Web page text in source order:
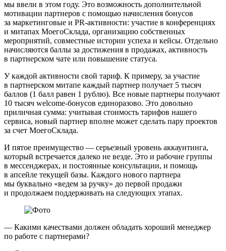
мы ввели в этом году. Это возможность дополнительной
мотивации партнеров с помощью начисления бонусов
за маркетинговые и PR‑активности: участие в конференциях
и митапах МоегоСклада, организацию собственных
мероприятий, совместные истории успеха и кейсы. Отдельно
начисляются баллы за достижения в продажах, активность
в партнерском чате или повышение статуса.
У каждой активности свой тариф. К примеру, за участие
в партнерском митапе каждый партнер получает 5 тысяч
баллов (1 балл равен 1 рублю). Все новые партнеры получают
10 тысяч welcome-бонусов единоразово. Это довольно
приличная сумма: учитывая стоимость тарифов нашего
сервиса, новый партнер вполне может сделать пару проектов
за счет МоегоСклада.
И пятое преимущество — серьезный уровень аккаунтинга,
который встречается далеко не везде. Это и рабочие группы
в мессенджерах, и постоянные консультации, и помощь
в апсейле текущей базы. Каждого нового партнера
мы буквально «ведем за ручку» до первой продажи
и продолжаем поддерживать на следующих этапах.
— Какими качествами должен обладать хороший менеджер
по работе с партнерами?